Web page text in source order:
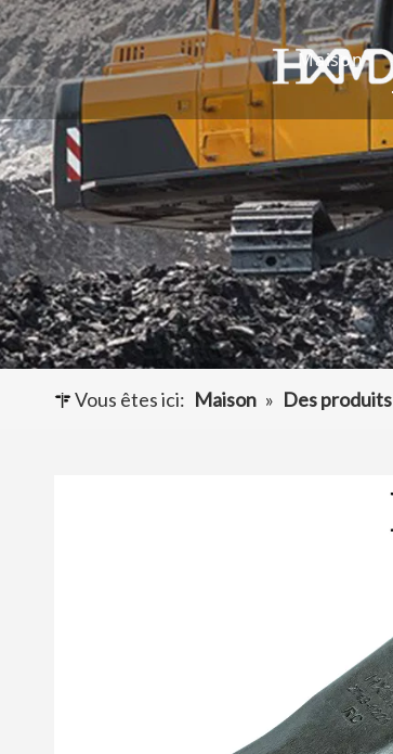
Maison
Vous êtes ici: Maison » Des produits